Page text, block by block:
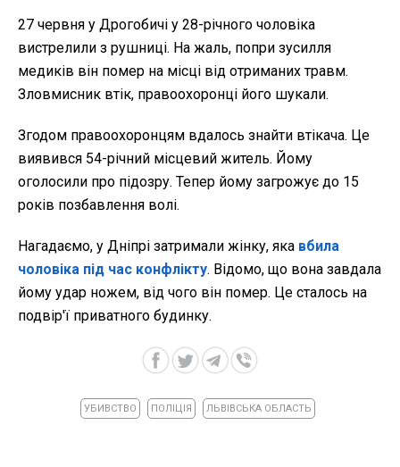
27 червня у Дрогобичі у 28-річного чоловіка
вистрелили з рушниці. На жаль, попри зусилля
медиків він помер на місці від отриманих травм.
Зловмисник втік, правоохоронці його шукали.
Згодом правоохоронцям вдалось знайти втікача. Це
виявився 54-річний місцевий житель. Йому
оголосили про підозру. Тепер йому загрожує до 15
років позбавлення волі.
Нагадаємо, у Дніпрі затримали жінку, яка вбила
чоловіка під час конфлікту. Відомо, що вона завдала
йому удар ножем, від чого він помер. Це сталось на
подвір'ї приватного будинку.
УБИВСТВО ПОЛІЦІЯ ЛЬВІВСЬКА ОБЛАСТЬ